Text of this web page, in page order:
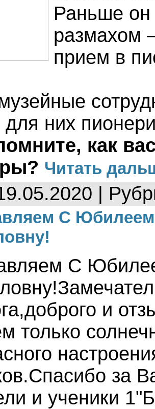
Раньше он
размахом
прием в
для них
как
Читать
|
С
С
и
только
за
и ученики